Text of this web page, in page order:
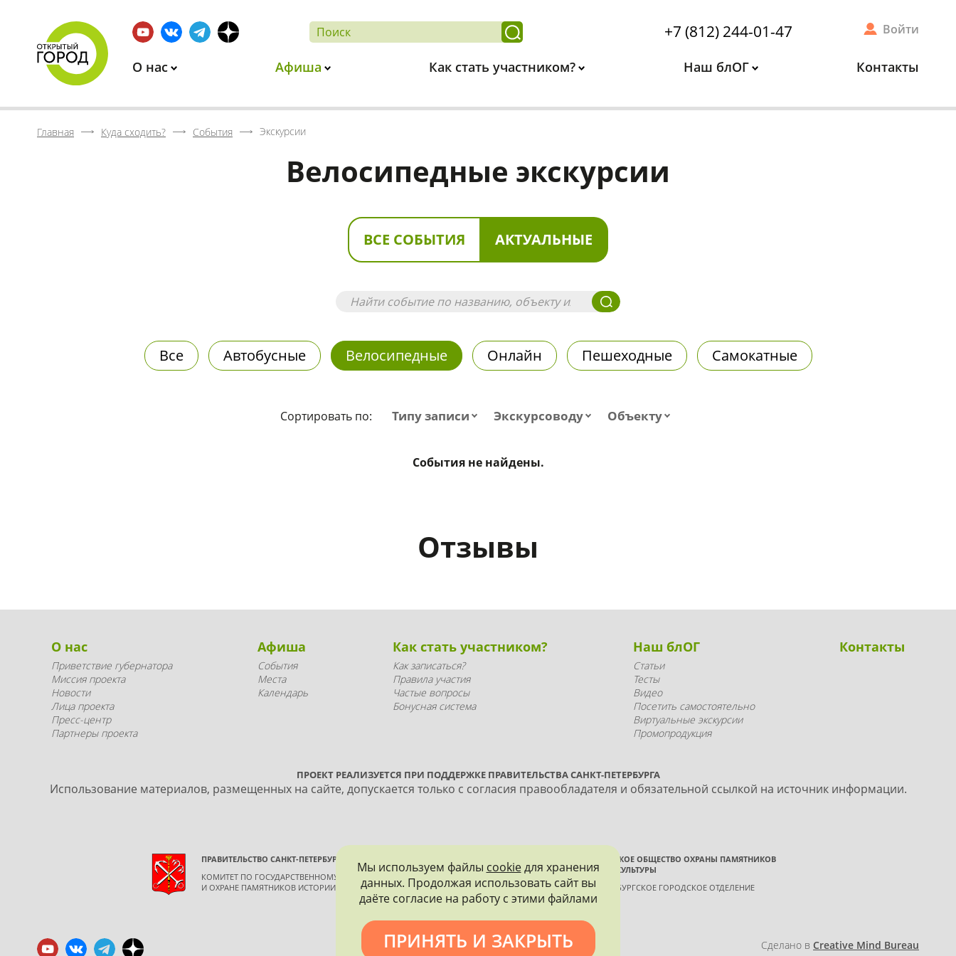
+7 (812) 244-01-47 Войти
О нас Афиша Как стать участником? Наш блОГ Контакты
Главная Куда сходить? События Экскурсии
Велосипедные экскурсии
ВСЕ СОБЫТИЯ АКТУАЛЬНЫЕ
Все Автобусные Велосипедные Онлайн Пешеходные Самокатные
Сортировать по: Типу записи Экскурсоводу Объекту
События не найдены.
Отзывы
О нас
Приветствие губернатора
Миссия проекта
Новости
Лица проекта
Пресс-центр
Партнеры проекта
Афиша
События
Места
Календарь
Как стать участником?
Как записаться?
Правила участия
Частые вопросы
Бонусная система
Наш блОГ
Статьи
Тесты
Видео
Посетить самостоятельно
Виртуальные экскурсии
Промопродукция
Контакты
ПРОЕКТ РЕАЛИЗУЕТСЯ ПРИ ПОДДЕРЖКЕ ПРАВИТЕЛЬСТВА САНКТ-ПЕТЕРБУРГА
Использование материалов, размещенных на сайте, допускается только с согласия правообладателя и обязательной ссылкой на источник информации.
ПРАВИТЕЛЬСТВО САНКТ-ПЕТЕРБУРГА
КОМИТЕТ ПО ГОСУДАРСТВЕННОМУ КОНТРОЛЮ, ИСПОЛЬЗОВАНИЮ
И ОХРАНЕ ПАМЯТНИКОВ ИСТОРИИ И КУЛЬТУРЫ
ВСЕРОССИЙСКОЕ ОБЩЕСТВО ОХРАНЫ ПАМЯТНИКОВ
ИСТОРИИ И КУЛЬТУРЫ
САНКТ-ПЕТЕРБУРГСКОЕ ГОРОДСКОЕ ОТДЕЛЕНИЕ
Политика конфиденциальности Сделано в Creative Mind Bureau
Мы используем файлы cookieдля хранения
данных. Продолжая использовать сайт вы
даёте согласие на работу с этими файлами
ПРИНЯТЬ И ЗАКРЫТЬ